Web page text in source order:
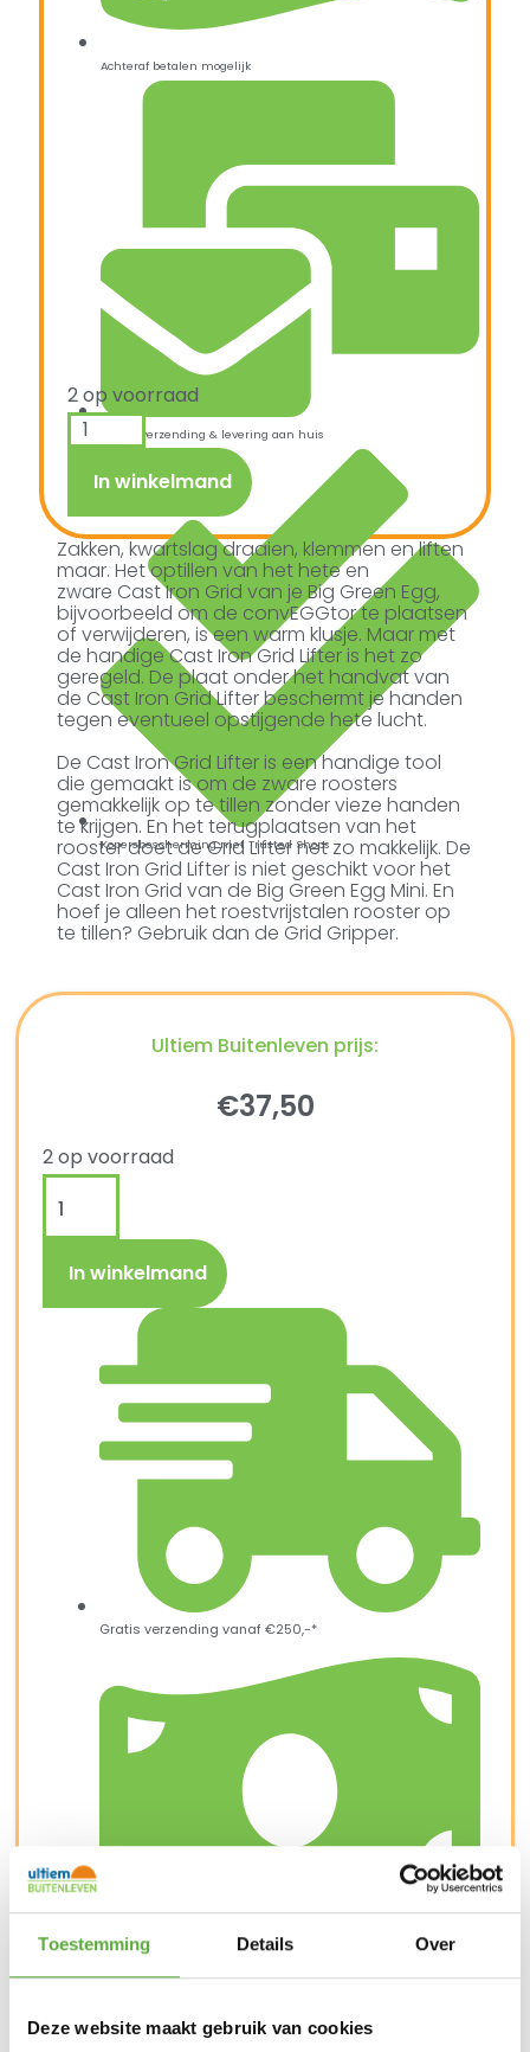
Toestemming Details Over
Deze website maakt gebruik van cookies
Achteraf betalen mogelijk
Snelle verzending & levering aan huis
Kopersbescherming met Trusted Shops
2 op voorraad
In winkelmand
Zakken, kwartslag draaien, klemmen en liften
maar. Het optillen van het hete en
zware Cast Iron Grid van je Big Green Egg,
bijvoorbeeld om de convEGGtor te plaatsen
of verwijderen, is een warm klusje. Maar met
de handige Cast Iron Grid Lifter is het zo
geregeld. De plaat onder het handvat van
de Cast Iron Grid Lifter beschermt je handen
tegen eventueel opstijgende hete lucht.
De Cast Iron Grid Lifter is een handige tool
die gemaakt is om de zware roosters
gemakkelijk op te tillen zonder vieze handen
te krijgen. En het terugplaatsen van het
rooster doet de Grid Lifter net zo makkelijk. De
Cast Iron Grid Lifter is niet geschikt voor het
Cast Iron Grid van de Big Green Egg Mini. En
hoef je alleen het roestvrijstalen rooster op
te tillen? Gebruik dan de Grid Gripper.
Ultiem Buitenleven prijs:
€37,50
2 op voorraad
In winkelmand
Gratis verzending vanaf €250,-*
Achteraf betalen mogelijk